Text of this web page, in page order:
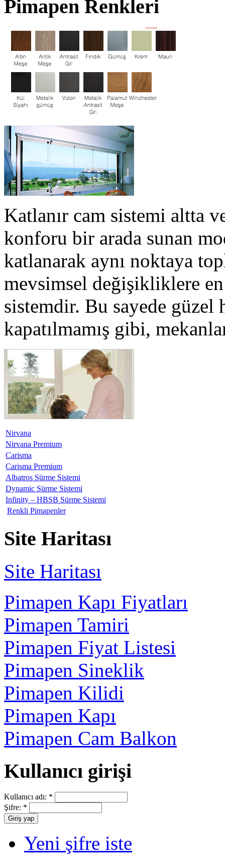
Pimapen Renkleri
Katlanır cam sistemi altta
konforu bir arada sunan
katlanarak aynı noktaya
mevsimsel değişikliklere
sistemdir. Bu sayede güzel
kapatılmamış gibi,
Nirvana
Nirvana Premium
Carisma
Carisma Premium
Albatros Sürme Sistemi
Dynamic Sürme Sistemi
Infinity – HBSB Sürme Sistemi
Renkli Pimapenler
Site Haritası
Site Haritası
Pimapen Kapı Fiyatları
Pimapen Tamiri
Pimapen Fiyat Listesi
Pimapen Sineklik
Pimapen Kilidi
Pimapen Kapı
Pimapen Cam Balkon
Kullanıcı girişi
Kullanıcı adı: *
Şifre: *
Yeni şifre iste